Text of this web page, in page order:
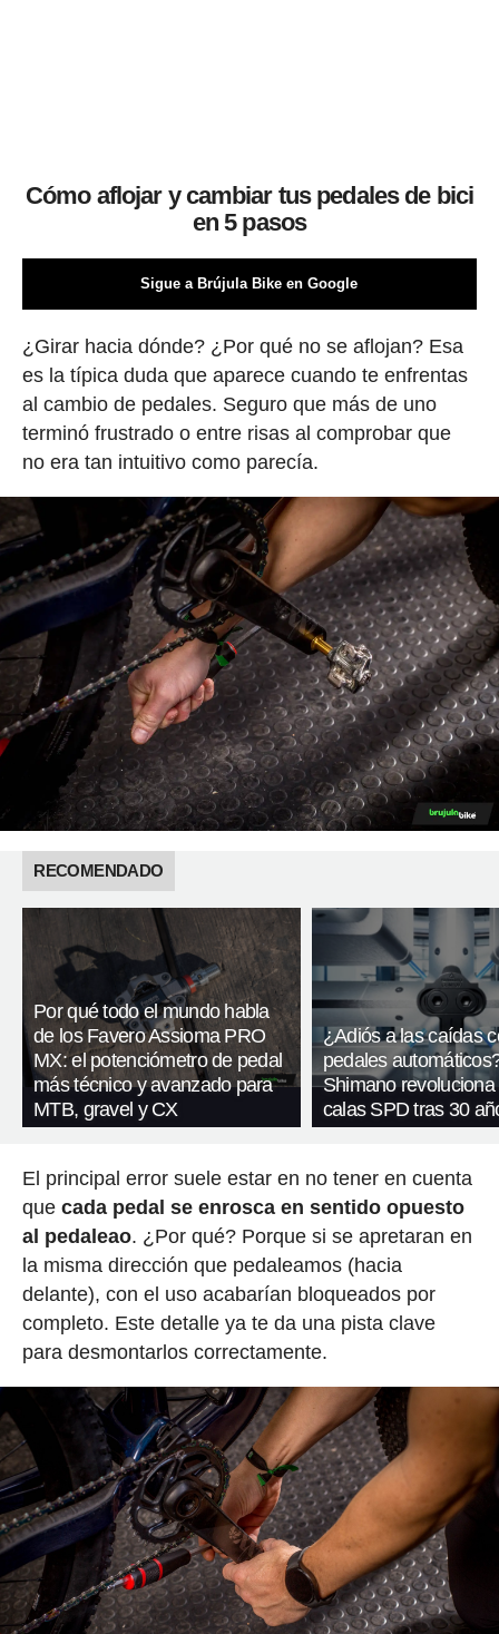
Cómo aflojar y cambiar tus pedales de bici
en 5 pasos
Sigue a Brújula Bike en Google
¿Girar hacia dónde? ¿Por qué no se aflojan? Esa
es la típica duda que aparece cuando te enfrentas
al cambio de pedales. Seguro que más de uno
terminó frustrado o entre risas al comprobar que
no era tan intuitivo como parecía.
RECOMENDADO
Por qué todo el mundo habla
de los Favero Assioma PRO
MX: el potenciómetro de pedal
más técnico y avanzado para
MTB, gravel y CX
¿Adiós a las caídas
pedales
Shimano revoluciona
calas SPD tras 30
El principal error suele estar en no tener en cuenta
que cada pedal se enrosca en sentido opuesto
al pedaleao. ¿Por qué? Porque si se apretaran en
la misma dirección que pedaleamos (hacia
delante), con el uso acabarían bloqueados por
completo. Este detalle ya te da una pista clave
para desmontarlos correctamente.